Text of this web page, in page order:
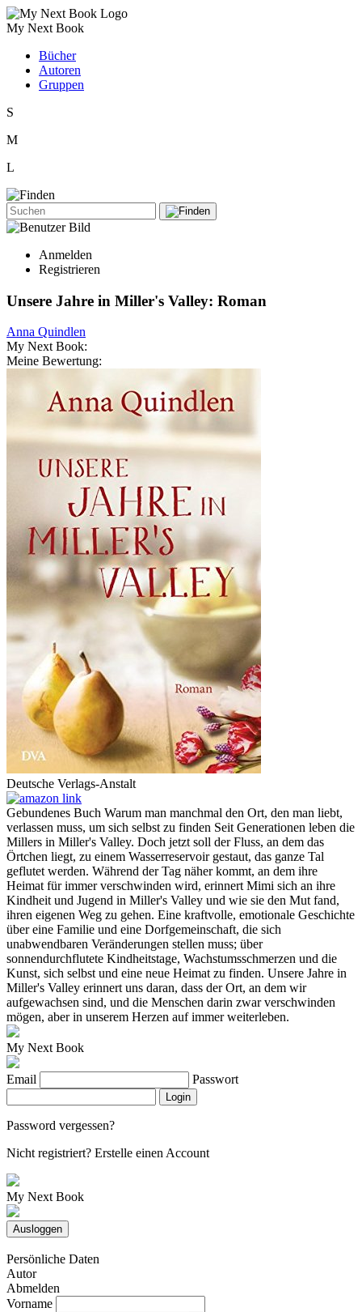
My Next Book
Bücher
Autoren
Gruppen
S
M
L
Anmelden
Registrieren
Unsere Jahre in Miller's Valley: Roman
Anna Quindlen
My Next Book:
Meine Bewertung:
Deutsche Verlags-Anstalt
Gebundenes Buch Warum man manchmal den Ort, den man liebt,
verlassen muss, um sich selbst zu finden Seit Generationen leben die
Millers in Miller's Valley. Doch jetzt soll der Fluss, an dem das
Örtchen liegt, zu einem Wasserreservoir gestaut, das ganze Tal
geflutet werden. Während der Tag näher kommt, an dem ihre
Heimat für immer verschwinden wird, erinnert Mimi sich an ihre
Kindheit und Jugend in Miller's Valley und wie sie den Mut fand,
ihren eigenen Weg zu gehen. Eine kraftvolle, emotionale Geschichte
über eine Familie und eine Dorfgemeinschaft, die sich
unabwendbaren Veränderungen stellen muss; über
sonnendurchflutete Kindheitstage, Wachstumsschmerzen und die
Kunst, sich selbst und eine neue Heimat zu finden. Unsere Jahre in
Miller's Valley erinnert uns daran, dass der Ort, an dem wir
aufgewachsen sind, und die Menschen darin zwar verschwinden
mögen, aber in unserem Herzen auf immer weiterleben.
My Next Book
Email Passwort
Login
Password vergessen?
Nicht registriert? Erstelle einen Account
My Next Book
Ausloggen
Persönliche Daten
Autor
Abmelden
Vorname